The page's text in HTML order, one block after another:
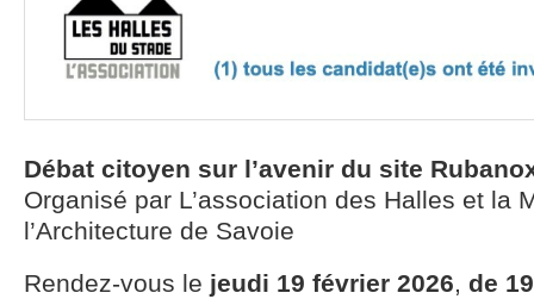
Débat citoyen sur l’avenir du site
Organisé par L’association des Halles et la
l’Architecture de Savoie
Rendez-vous le jeudi 19 février 2026, de